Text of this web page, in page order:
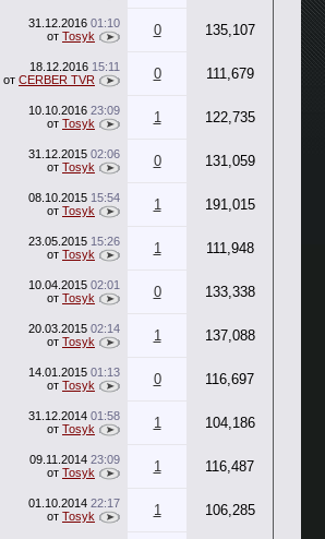
31.12.2016 01:10
от Tosyk 0 135,107
18.12.2016 15:11
от CERBER TVR 0 111,679
10.10.2016 23:09
от Tosyk 1 122,735
31.12.2015 02:06
от Tosyk 0 131,059
08.10.2015 15:54
от Tosyk 1 191,015
23.05.2015 15:26
от Tosyk 1 111,948
10.04.2015 02:01
от Tosyk 0 133,338
20.03.2015 02:14
от Tosyk 1 137,088
14.01.2015 01:13
от Tosyk 0 116,697
31.12.2014 01:58
от Tosyk 1 104,186
09.11.2014 23:09
от Tosyk 1 116,487
01.10.2014 22:17
от Tosyk 1 106,285